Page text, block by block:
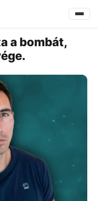
a bombát,